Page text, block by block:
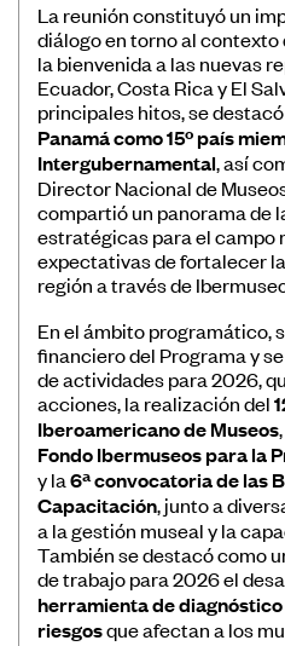
Banco de Buenas
Convocatorias
Publicaciones
Centro de
Noticias
Plataforma de
Póngase en
Suscríbase a
noticias
La reunión constituyó un
diálogo en torno al contexto
la bienvenida a las nuevas
Ecuador, Costa Rica y El
principales hitos, se destacó
Panamá como 15º país
Intergubernamental, así
Director Nacional de
compartió un panorama de
estratégicas para el campo
expectativas de fortalecer
región a través de
En el ámbito programático,
financiero del Programa y
de actividades para 2026,
acciones, la realización del
Iberoamericano de Museos
Fondo Ibermuseos para la
y la6ª convocatoria de las
Capacitación, junto a
a la gestión museal y la
También se destacó como
de trabajo para 2026 el
herramienta de
riesgosque afectan a los